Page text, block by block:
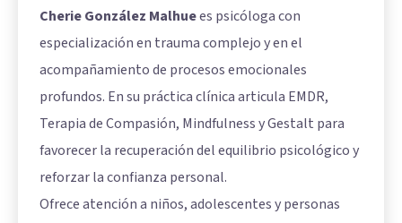
Cherie González Malhuees psicóloga con
especialización en trauma complejo y en el
acompañamiento de procesos emocionales
profundos. En su práctica clínica articula EMDR,
Terapia de Compasión, Mindfulness y Gestalt para
favorecer la recuperación del equilibrio psicológico y
reforzar la confianza personal.
Ofrece atención a niños, adolescentes y personas